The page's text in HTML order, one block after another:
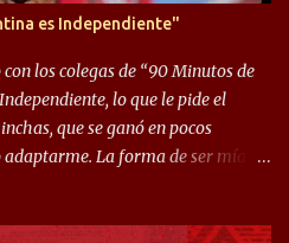
es Independiente"
los colegas de “90 Minutos de
lo que le pide el
que se ganó en pocos
La forma de ser mía